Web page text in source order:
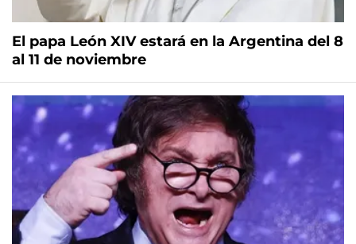
El papa León XIV estará en la Argentina del 8
al 11 de noviembre